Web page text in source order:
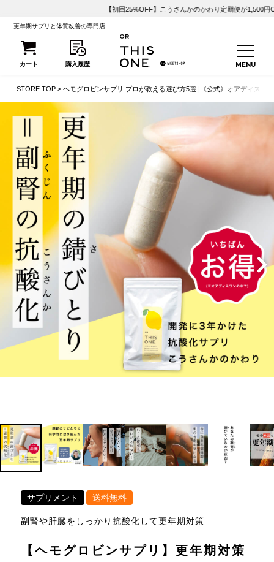
回25%OFF】こうさんかのかわり定期便が1,500円OFF！
更年期サプリと体質改善の専門店
STORE TOP ヘモグロビンサプリ プロが教える選び方5選 |《公式》オアディスワン
サプリメント 送料無料
副腎や肝臓をしっかり抗酸化して更年期対策
【ヘモグロビンサプリ】更年期対策